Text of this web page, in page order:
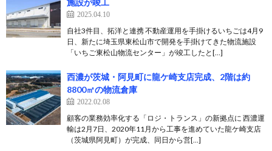
施設が竣工
2025.04.10
自社3件目、拓洋と連携 不動産運用を手掛けるいちごは4月9
日、新たに埼玉県東松山市で開発を手掛けてきた物流施設
「いちご東松山物流センター」が竣工したと[…]
西濃が茨城・阿見町に龍ケ崎支店完成、2階は約
8800㎡の物流倉庫
2022.02.08
顧客の業務効率化する「ロジ・トランス」の新拠点に 西濃運
輸は2月7日、2020年11月から工事を進めていた龍ケ崎支店
（茨城県阿見町）が完成、同日から営[…]